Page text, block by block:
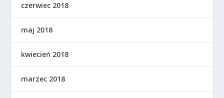
czerwiec 2018
maj 2018
kwiecień 2018
marzec 2018